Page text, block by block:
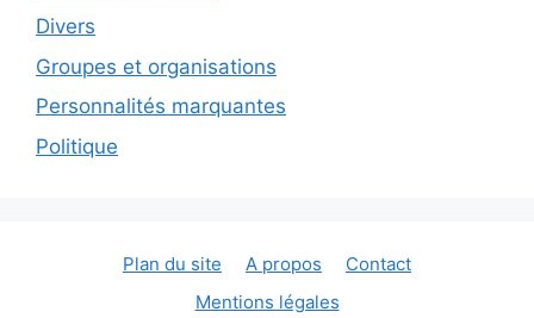
Divers
Groupes et organisations
Personnalités marquantes
Politique
Plan du site A propos
Contact
Mentions légales